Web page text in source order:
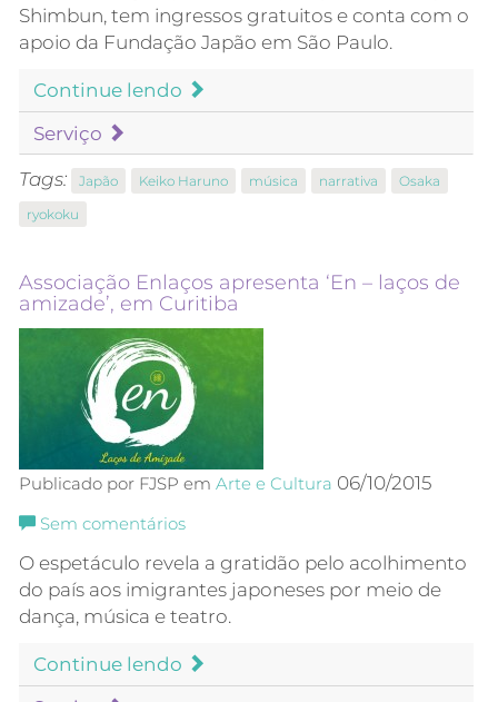
Shimbun, tem ingressos gratuitos e conta com o
apoio da Fundação Japão em São Paulo.
Continue lendo
Serviço
Tags: Japão Keiko Haruno música narrativa
Osaka
ryokoku
Associação Enlaços apresenta ‘En – laços de
amizade’, em Curitiba
Publicado por FJSP em Arte e Cultura 06/10/2015
Sem comentários
O espetáculo revela a gratidão pelo acolhimento
do país aos imigrantes japoneses por meio de
dança, música e teatro.
Continue lendo